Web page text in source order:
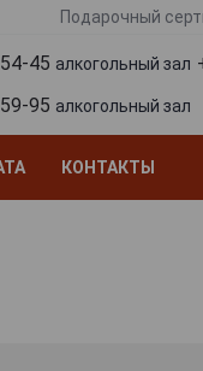
Подарочный
45 алкогольный зал
95 алкогольный зал
КОНТАКТЫ